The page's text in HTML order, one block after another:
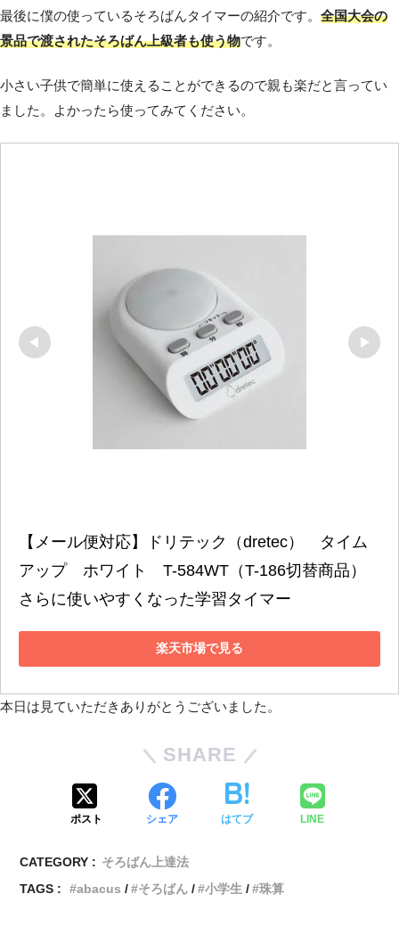
最後に僕の使っているそろばんタイマーの紹介です。 全国大会の
景品で渡されたそろばん上級者も使う物です。
小さい子供で簡単に使えることができるので親も楽だと言ってい
ました。よかったら使ってみてください。
【メール便対応】ドリテック（dretec）　タイム
アップ　ホワイト　T-584WT（T-186切替商品）
さらに使いやすくなった学習タイマー
楽天市場で見る
本日は見ていただきありがとうございました。
SHARE
ポスト シェア はてブ LINE
CATEGORY : そろばん上達法
TAGS :
abacus そろばん 小学生 珠算